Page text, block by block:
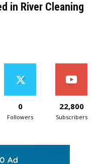
in River Cleaning
0
Followers
22,800
Subscribers